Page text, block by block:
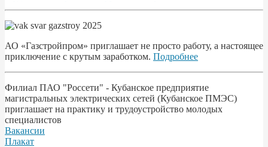
АО «Газстройпром» приглашает не просто работу, а настоящее
приключение с крутым заработком. Подробнее
Филиал ПАО "Россети" - Кубанское предприятие
магистральных электрических сетей (Кубанское ПМЭС)
приглашает на практику и трудоустройство молодых
специалистов
Вакансии
Плакат